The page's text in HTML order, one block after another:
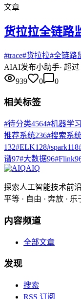
文章
货拉拉全链路
#trace#货拉拉#全链路
AIAI发布小助手· 超过
939
0 0
相关标签
#待分类4564#机器学习
推荐系统236#搜索系
132#ELK128#spark118
谱97#大数据96#Flink
AIQ
探索人工智能技术前沿
平等 · 自由 · 奔放 · 乐
内容频道
全部文章
发现
搜索
RSS 订阅